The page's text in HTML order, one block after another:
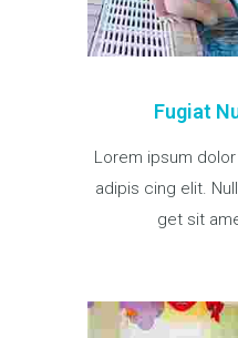
Fugiat
Lorem ipsum
adipis cing elit.
get sit